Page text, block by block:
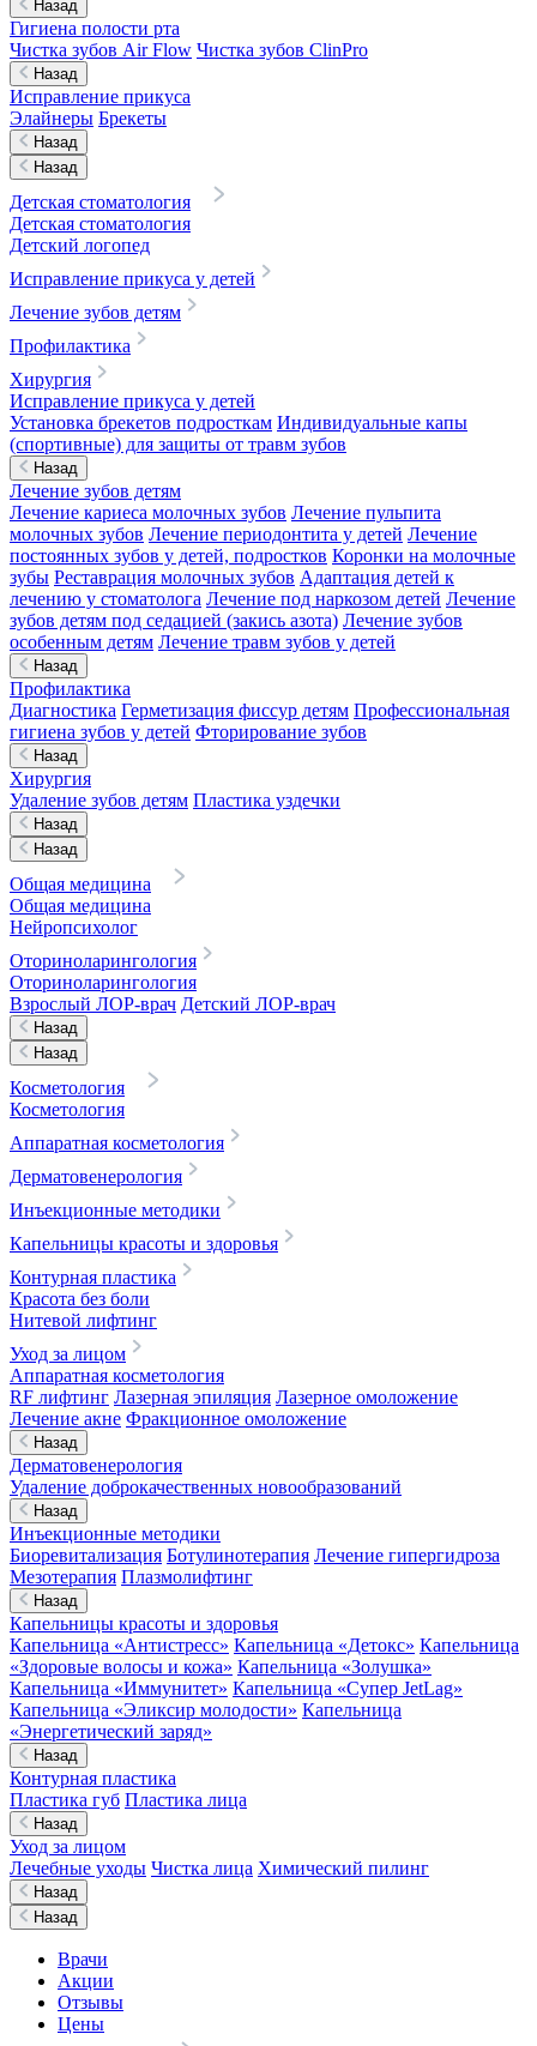
Назад
Гигиена полости рта
Чистка зубов Air Flow Чистка зубов ClinPro
Назад
Исправление прикуса
Элайнеры Брекеты
Назад
Назад
Детская стоматология
Детская стоматология
Детский логопед
Исправление прикуса у детей
Лечение зубов детям
Профилактика
Хирургия
Исправление прикуса у детей
Установка брекетов подросткам Индивидуальные капы
(спортивные) для защиты от травм зубов
Назад
Лечение зубов детям
Лечение кариеса молочных зубов Лечение пульпита
молочных зубов Лечение периодонтита у детей Лечение
постоянных зубов у детей, подростков Коронки на молочные
зубы Реставрация молочных зубов Адаптация детей к
лечению у стоматолога Лечение под наркозом детей Лечение
зубов детям под седацией (закись азота) Лечение зубов
особенным детям Лечение травм зубов у детей
Назад
Профилактика
Диагностика Герметизация фиссур детям Профессиональная
гигиена зубов у детей Фторирование зубов
Назад
Хирургия
Удаление зубов детям Пластика уздечки
Назад
Назад
Общая медицина
Общая медицина
Нейропсихолог
Оториноларингология
Оториноларингология
Взрослый ЛОР-врач Детский ЛОР-врач
Назад
Назад
Косметология
Косметология
Аппаратная косметология
Дерматовенерология
Инъекционные методики
Капельницы красоты и здоровья
Контурная пластика
Красота без боли
Нитевой лифтинг
Уход за лицом
Аппаратная косметология
RF лифтинг Лазерная эпиляция Лазерное омоложение
Лечение акне Фракционное омоложение
Назад
Дерматовенерология
Удаление доброкачественных новообразований
Назад
Инъекционные методики
Биоревитализация Ботулинотерапия Лечение гипергидроза
Мезотерапия Плазмолифтинг
Назад
Капельницы красоты и здоровья
Капельница «Антистресс» Капельница «Детокс» Капельница
«Здоровые волосы и кожа» Капельница «Золушка»
Капельница «Иммунитет» Капельница «Супер JetLag»
Капельница «Эликсир молодости» Капельница
«Энергетический заряд»
Назад
Контурная пластика
Пластика губ Пластика лица
Назад
Уход за лицом
Лечебные уходы Чистка лица Химический пилинг
Назад
Назад
Врачи
Акции
Отзывы
Цены